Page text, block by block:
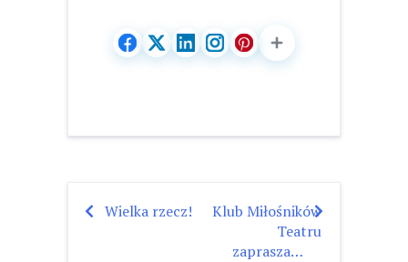
Nawigacja
Wielka rzecz!
Klub Miłośników
Teatru
zaprasza…